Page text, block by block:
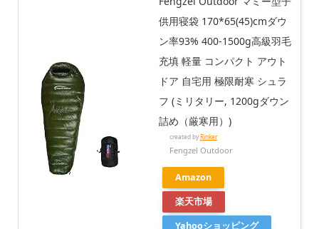
供用寝袋 170*65(45)cmダウ
ン率93% 400-1500g高級羽毛
充填 軽量 コンパクト アウト
ドア 自宅用 極限耐寒 シュラ
フ (ミリタリー, 1200gダウン
詰め（厳寒用）)
created byRinker
Fengzel Outdoor
Amazon
楽天市場
Yahooショッピング